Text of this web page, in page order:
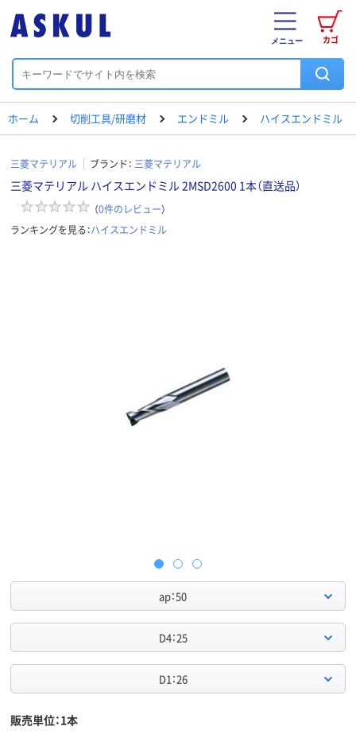
カゴ
メニュー
ホーム 切削工具/研磨材 エンドミル ハイスエンドミル
三菱マテリアル ブランド： 三菱マテリアル
三菱マテリアル ハイスエンドミル 2MSD2600 1本（直送品）
（0件のレビュー）
ランキングを見る：ハイスエンドミル
ap：50
D4：25
D1：26
販売単位：1本